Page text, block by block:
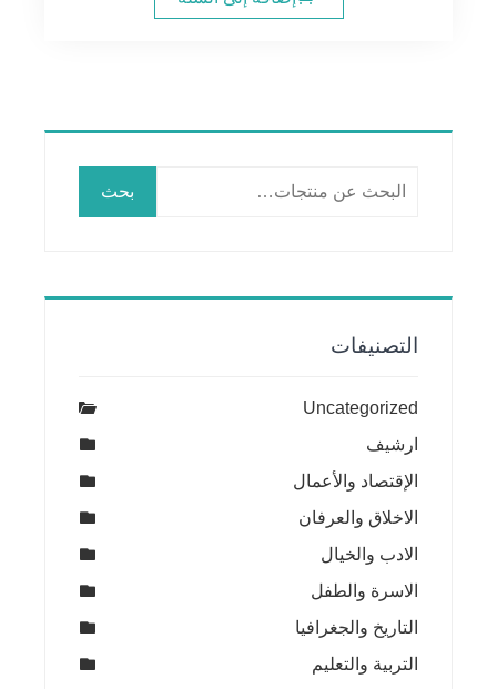
بحث
التصنيفات
Uncategorized
ارشيف
الإقتصاد والأعمال
الاخلاق والعرفان
الادب والخيال
الاسرة والطفل
التاريخ والجغرافيا
التربية والتعليم